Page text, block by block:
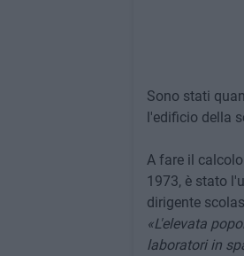
Sono stati
l'edificio della
A fare il
1973, è stato
dirigente
«L'elevata
laboratori in